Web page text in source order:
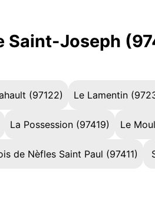
Saint-Joseph
(97122) Le Lamentin
La Possession (97419) Le
de Nèfles Saint Paul (97411)